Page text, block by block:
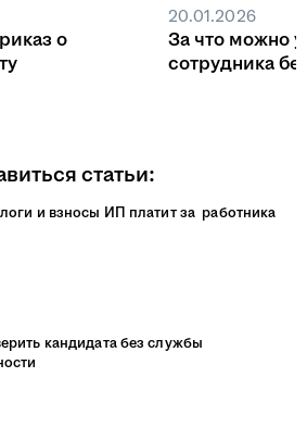
о
20.01.2026
За что можно
сотрудника
статьи:
и взносы ИП платит за работника
кандидата без службы